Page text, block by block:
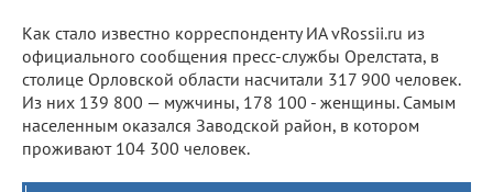
Как стало известно корреспонденту ИА vRossii.ru из
официального сообщения пресс-службы Орелстата, в
столице Орловской области насчитали 317 900 человек.
Из них 139 800 — мужчины, 178 100 - женщины. Самым
населенным оказался Заводской район, в котором
проживают 104 300 человек.